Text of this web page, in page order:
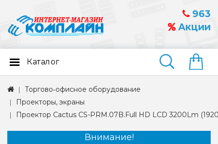
963
Акции
Найти
Каталог
Торгово‑офисное оборудование
Проекторы, экраны
Проектор Cactus CS-PRM.07B.Full HD LCD 3200Lm
Внимание!